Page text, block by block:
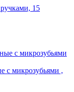
15
с микрозубьями ,